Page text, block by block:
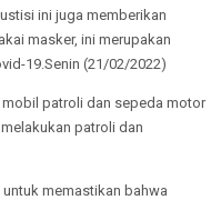
ini juga memberikan
masker, ini merupakan
19.Senin (21/02/2022)
patroli dan sepeda motor
patroli dan
memastikan bahwa